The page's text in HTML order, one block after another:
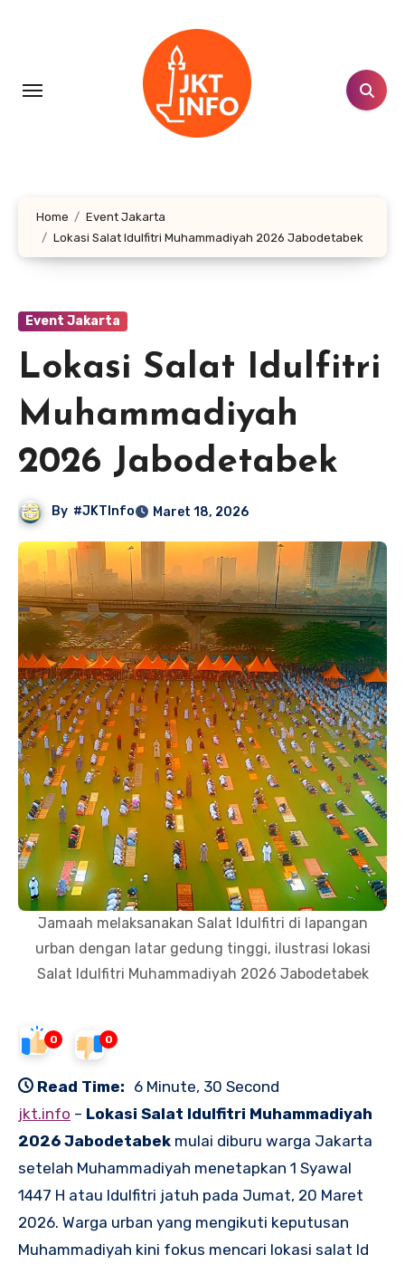
Home
Event Jakarta
Lokasi Salat Idulfitri Muhammadiyah 2026 Jabodetabek
Event Jakarta
Lokasi Salat Idulfitri
Muhammadiyah
2026 Jabodetabek
By #JKTInfo Maret 18, 2026
Jamaah melaksanakan Salat Idulfitri di lapangan
urban dengan latar gedung tinggi, ilustrasi lokasi
Salat Idulfitri Muhammadiyah 2026 Jabodetabek
0 0
Read Time: 6 Minute, 30 Second
jkt.info – Lokasi Salat Idulfitri Muhammadiyah
2026 Jabodetabek mulai diburu warga Jakarta
setelah Muhammadiyah menetapkan 1 Syawal
1447 H atau Idulfitri jatuh pada Jumat, 20 Maret
2026. Warga urban yang mengikuti keputusan
Muhammadiyah kini fokus mencari lokasi salat Id